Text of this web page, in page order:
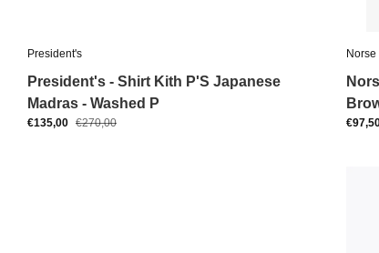
President's
President's - Shirt Kith P'S Japanese
Madras - Washed P
€135,00 €270,00